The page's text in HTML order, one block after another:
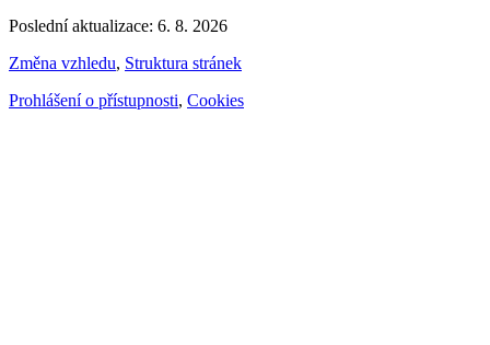
Poslední aktualizace: 6. 8. 2026
Změna vzhledu, Struktura stránek
Prohlášení o přístupnosti, Cookies